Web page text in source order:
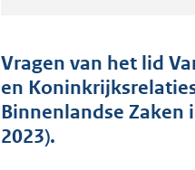
Vragen van het lid
en
Binnenlandse Zaken
2023).